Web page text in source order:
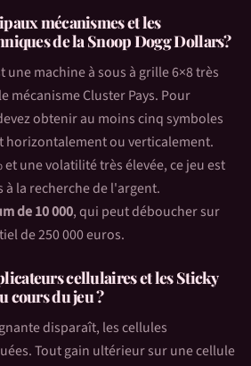
mécanismes et les
de la Snoop Dogg Dollars?
une machine à sous à grille 6×8 très
mécanisme Cluster Pays. Pour
obtenir au moins cinq symboles
horizontalement ou verticalement.
et une volatilité très élevée, ce jeu est
la recherche de l'argent.
de 10 000, qui peut déboucher sur
de 250 000 euros.
cellulaires et les Sticky
cours du jeu ?
disparaît, les cellules
Tout gain ultérieur sur une cellule